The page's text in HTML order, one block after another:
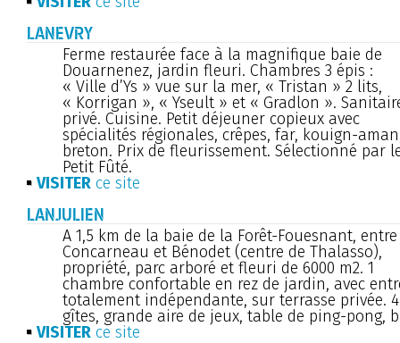
LANEVRY
Ferme restaurée face à la magnifique baie de
Douarnenez, jardin fleuri. Chambres 3 épis :
« Ville d’Ys » vue sur la mer, « Tristan » 2 lits,
« Korrigan », « Yseult » et « Gradlon ».
privé. Cuisine. Petit déjeuner copieux avec
spécialités régionales, crêpes, far, kouign-
breton. Prix de fleurissement. Sélectionné par
Petit Fûté.
VISITER ce site
LANJULIEN
A 1,5 km de la baie de la Forêt-Fouesnant, entre
Concarneau et Bénodet (centre de Thalasso),
propriété, parc arboré et fleuri de 6000 m2. 1
chambre confortable en rez de jardin, avec
totalement indépendante, sur terrasse privée. 4
gîtes, grande aire de jeux, table de ping-pong,
VISITER ce site